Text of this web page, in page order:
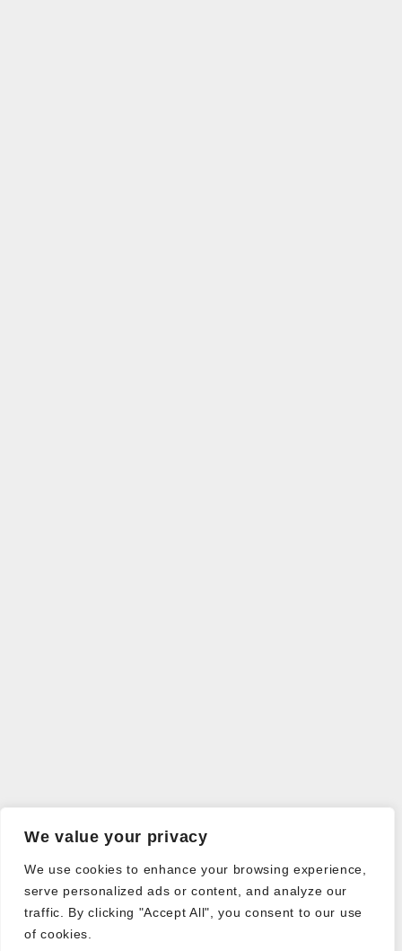
We value your privacy
We use cookies to enhance your browsing experience,
serve personalized ads or content, and analyze our
traffic. By clicking "Accept All", you consent to our use
of cookies.